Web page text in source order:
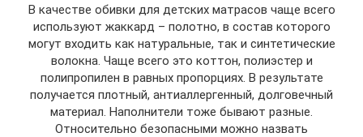
В качестве обивки для детских матрасов чаще всего
используют жаккард – полотно, в состав которого
могут входить как натуральные, так и синтетические
волокна. Чаще всего это коттон, полиэстер и
полипропилен в равных пропорциях. В результате
получается плотный, антиаллергенный, долговечный
материал. Наполнители тоже бывают разные.
Относительно безопасными можно назвать